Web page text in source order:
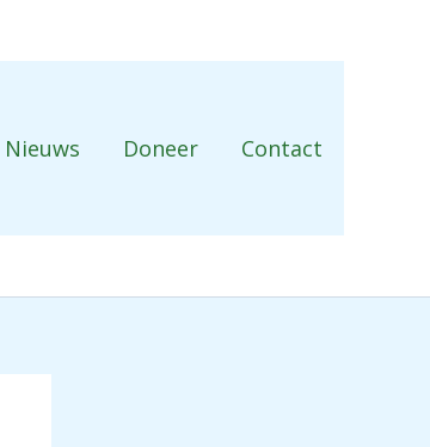
Nieuws Doneer Contact